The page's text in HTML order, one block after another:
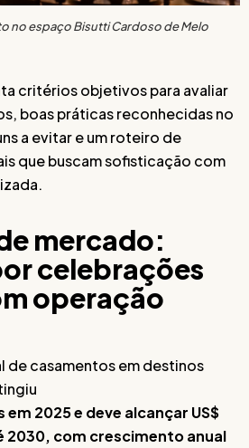
no espaço Bisutti Cardoso de Melo
critérios objetivos para avaliar
boas práticas reconhecidas no
a evitar e um roteiro de
que buscam sofisticação com
mercado:
celebrações
operação
de casamentos em destinos
em 2025 e deve alcançar US$
2030, com crescimento anual